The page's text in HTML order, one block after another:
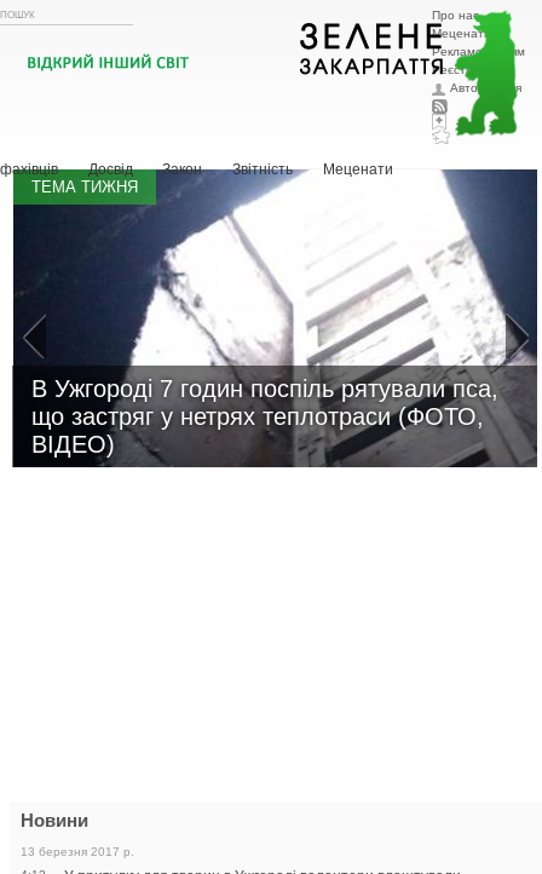
В Ужгороді 7 годин поспіль рятували пса,
що застряг у нетрях теплотраси (ФОТО,
ВІДЕО)
ТЕМА ТИЖНЯ
Новини
13 березня 2017 р.
Про нас
Меценатам
Рекламодавцям
Реєстрація
Авторизація
Ландшафтний
Поради
фахівців
Досвід Закон Звітність Меценати